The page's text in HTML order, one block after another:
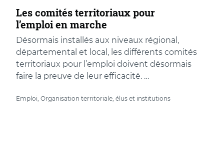
Les comités territoriaux pour
l’emploi en marche
Désormais installés aux niveaux régional,
départemental et local, les différents comités
territoriaux pour l’emploi doivent désormais
faire la preuve de leur efficacité. …
Emploi, Organisation territoriale, élus et institutions